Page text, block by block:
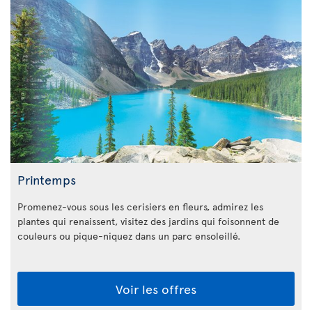
Printemps
Promenez-vous sous les cerisiers en fleurs, admirez les
plantes qui renaissent, visitez des jardins qui foisonnent de
couleurs ou pique-niquez dans un parc ensoleillé.
Voir les offres